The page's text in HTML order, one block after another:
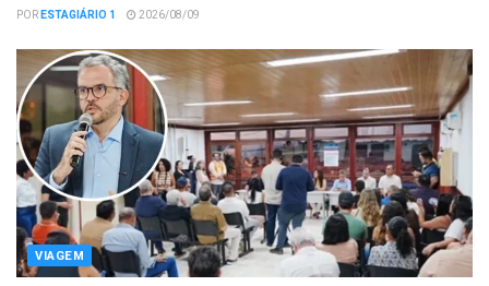
PORESTAGIÁRIO 1 2026/08/09
VIAGEM